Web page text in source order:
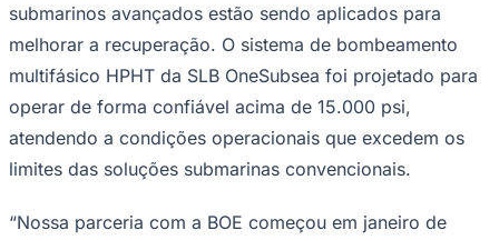
Selo Verificado
Portal Educacional
Agenda de Vestibulares
Vagas de Emprego
Concursos
Panorama Econômico
Panorama Econômico
Para Sua Empresa
submarinos avançados estão sendo aplicados para
melhorar a recuperação. O sistema de bombeamento
multifásico HPHT da SLB OneSubsea foi projetado para
operar de forma confiável acima de 15.000 psi,
atendendo a condições operacionais que excedem os
limites das soluções submarinas convencionais.
“Nossa parceria com a BOE começou em janeiro de